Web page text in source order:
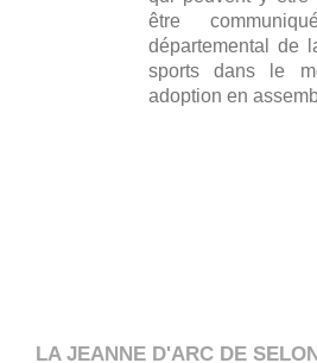
être
départemental de
sports dans le
adoption en
LA JEANNE D'ARC DE